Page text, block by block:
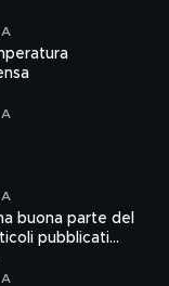
buona parte del
pubblicati
fonti